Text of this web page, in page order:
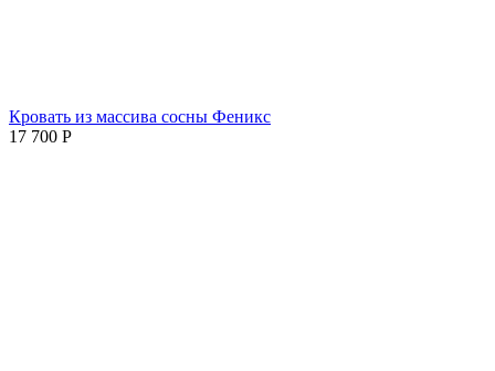
Кровать из массива сосны Феникс
17 700 Р